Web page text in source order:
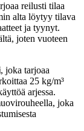
reilusti tilaa
alta löytyy tilava
ja tyynyt.
joten vuoteen
, joka tarjoaa
25 kg/m³
arjessa.
joka